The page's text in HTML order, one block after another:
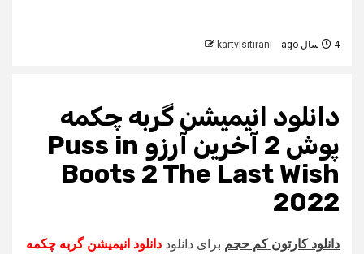
4 سال ago kartvisitirani
دانلود انیمیشن گربه چکمه
پوش 2 آخرین آرزو Puss in
Boots 2 The Last Wish
2022
دانلود کارتون کم حجم برای دانلود دانلود انیمیشن گربه چکمه